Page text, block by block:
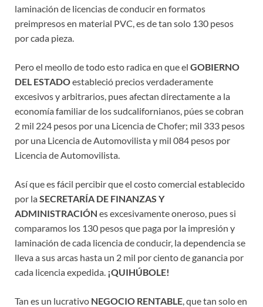
laminación de licencias de conducir en formatos
preimpresos en material PVC, es de tan solo 130 pesos
por cada pieza.
Pero el meollo de todo esto radica en que el GOBIERNO
DEL ESTADOestableció precios verdaderamente
excesivos y arbitrarios, pues afectan directamente a la
economía familiar de los sudcalifornianos, púes se cobran
2 mil 224 pesos por una Licencia de Chofer; mil 333 pesos
por una Licencia de Automovilista y mil 084 pesos por
Licencia de Automovilista.
Así que es fácil percibir que el costo comercial establecido
por laSECRETARÍA DE FINANZAS Y
ADMINISTRACIÓN es excesivamente oneroso, pues si
comparamos los 130 pesos que paga por la impresión y
laminación de cada licencia de conducir, la dependencia se
lleva a sus arcas hasta un 2 mil por ciento de ganancia por
cada licencia expedida. ¡QUIHÚBOLE!
Tan es un lucrativo NEGOCIO RENTABLE , que tan solo en